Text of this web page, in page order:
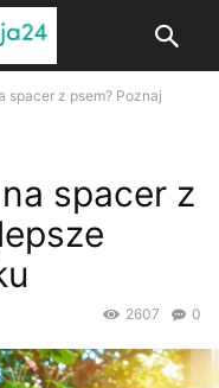
spacer z psem? Poznaj
spacer z
0
2607